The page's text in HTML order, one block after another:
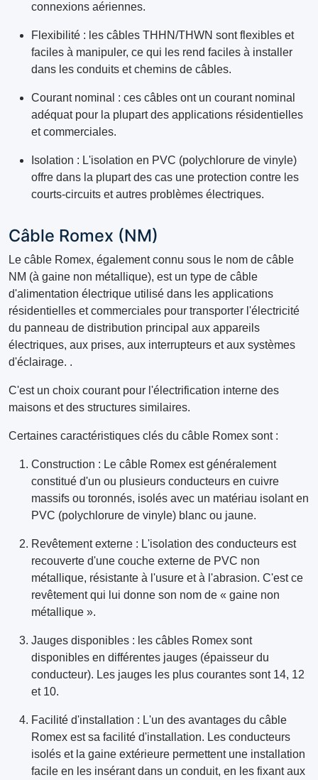
connexions aériennes.
Flexibilité : les câbles THHN/THWN sont flexibles et
faciles à manipuler, ce qui les rend faciles à installer
dans les conduits et chemins de câbles.
Courant nominal : ces câbles ont un courant nominal
adéquat pour la plupart des applications résidentielles
et commerciales.
Isolation : L'isolation en PVC (polychlorure de vinyle)
offre dans la plupart des cas une protection contre les
courts-circuits et autres problèmes électriques.
Câble Romex (NM)
Le câble Romex, également connu sous le nom de câble
NM (à gaine non métallique), est un type de câble
d'alimentation électrique utilisé dans les applications
résidentielles et commerciales pour transporter l'électricité
du panneau de distribution principal aux appareils
électriques, aux prises, aux interrupteurs et aux systèmes
d'éclairage. .
C'est un choix courant pour l'électrification interne des
maisons et des structures similaires.
Certaines caractéristiques clés du câble Romex sont :
Construction : Le câble Romex est généralement
constitué d'un ou plusieurs conducteurs en cuivre
massifs ou toronnés, isolés avec un matériau isolant en
PVC (polychlorure de vinyle) blanc ou jaune.
Revêtement externe : L'isolation des conducteurs est
recouverte d'une couche externe de PVC non
métallique, résistante à l'usure et à l'abrasion. C'est ce
revêtement qui lui donne son nom de « gaine non
métallique ».
Jauges disponibles : les câbles Romex sont
disponibles en différentes jauges (épaisseur du
conducteur). Les jauges les plus courantes sont 14, 12
et 10.
Facilité d'installation : L'un des avantages du câble
Romex est sa facilité d'installation. Les conducteurs
isolés et la gaine extérieure permettent une installation
facile en les insérant dans un conduit, en les fixant aux